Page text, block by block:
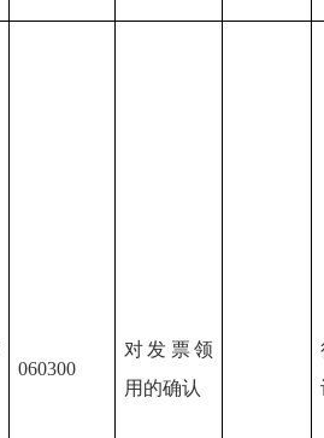
060300
对发票领
用的确认